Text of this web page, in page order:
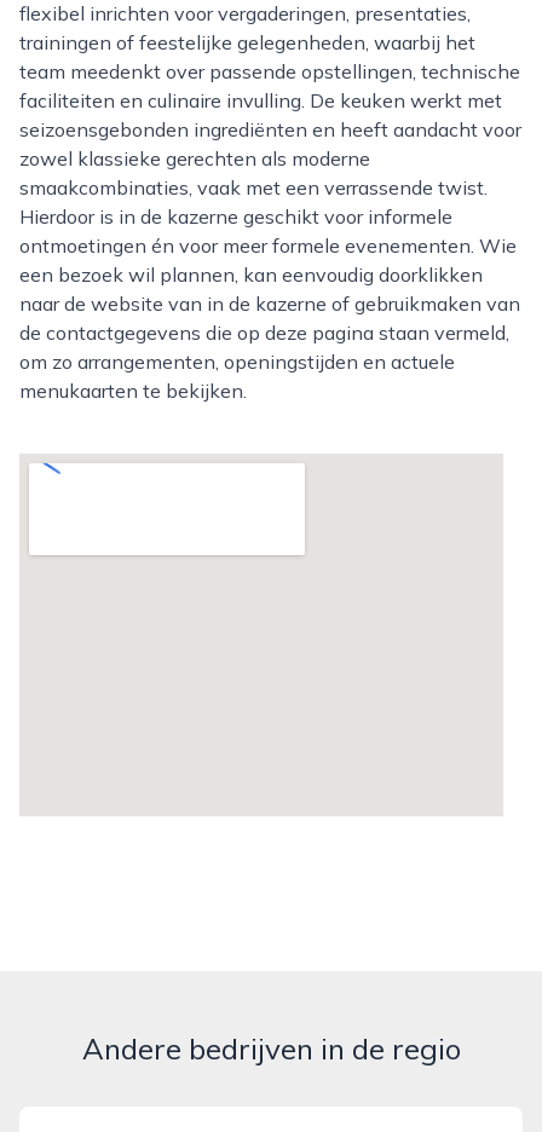
flexibel inrichten voor vergaderingen, presentaties,
trainingen of feestelijke gelegenheden, waarbij het
team meedenkt over passende opstellingen, technische
faciliteiten en culinaire invulling. De keuken werkt met
seizoensgebonden ingrediënten en heeft aandacht voor
zowel klassieke gerechten als moderne
smaakcombinaties, vaak met een verrassende twist.
Hierdoor is in de kazerne geschikt voor informele
ontmoetingen én voor meer formele evenementen. Wie
een bezoek wil plannen, kan eenvoudig doorklikken
naar de website van in de kazerne of gebruikmaken van
de contactgegevens die op deze pagina staan vermeld,
om zo arrangementen, openingstijden en actuele
menukaarten te bekijken.
Andere bedrijven in de regio